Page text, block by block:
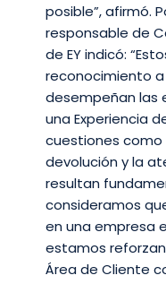
posible”, afirmó.
responsable de
de EY indicó:
reconocimiento
desempeñan las
una Experiencia
cuestiones como
devolución y la
resultan
consideramos
en una empresa
estamos
Área de Cliente